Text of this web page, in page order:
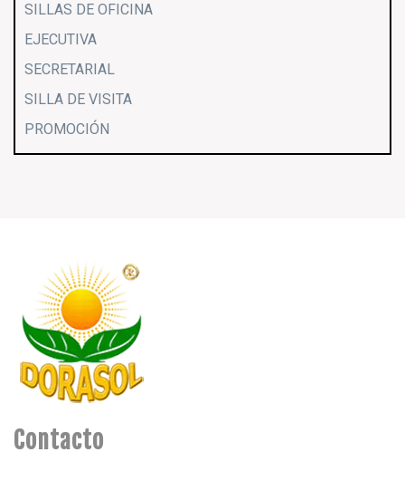
SILLAS DE OFICINA
EJECUTIVA
SECRETARIAL
SILLA DE VISITA
PROMOCIÓN
Contacto